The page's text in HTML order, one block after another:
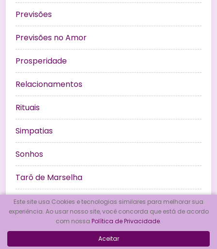
Previsões
Previsões no Amor
Prosperidade
Relacionamentos
Rituais
Simpatias
Sonhos
Tarô de Marselha
Tarot
Este site usa Cookies e tecnologias similares para melhorar sua
experiência. Ao usar nosso site, você concorda que está de acordo
com nossa Política de Privacidade.
Aceitar